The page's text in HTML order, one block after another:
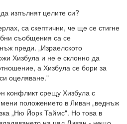
изпълнят целите си?
са скептични, че ще се стигне
съобщения са се
преди. „Израелското
Хизбула и не е склонно да
а Хизбула се бори за
оцеляване."
конфликт срещу Хизбула с
положението в Ливан „веднъж
„Ню Йорк Таймс". Но това в